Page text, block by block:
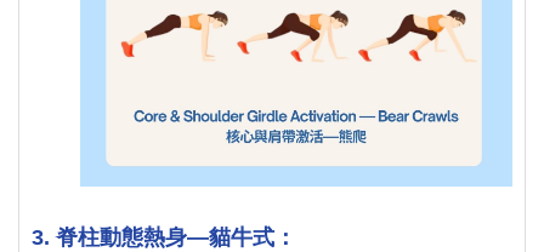
3. 脊柱動態熱身—貓牛式：